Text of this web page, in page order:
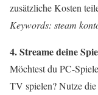
zusätzliche Kosten
Keywords: steam
4. Streame deine
Möchtest du PC-
TV spielen? Nutze die